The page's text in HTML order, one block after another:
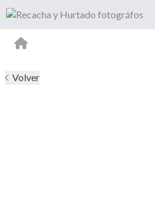
Volver